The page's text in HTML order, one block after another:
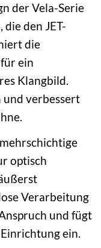
der Vela-Serie
den JET-
die
ein
Klangbild.
verbessert
optisch
Verarbeitung
und fügt
ein.